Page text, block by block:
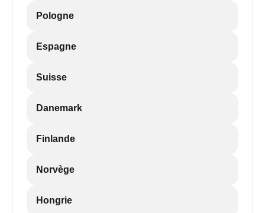
Pologne
Espagne
Suisse
Danemark
Finlande
Norvège
Hongrie